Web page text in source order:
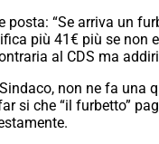
posta: “Se arriva un
più 41€ più se non
al CDS ma
non ne fa una
si che “il furbetto”